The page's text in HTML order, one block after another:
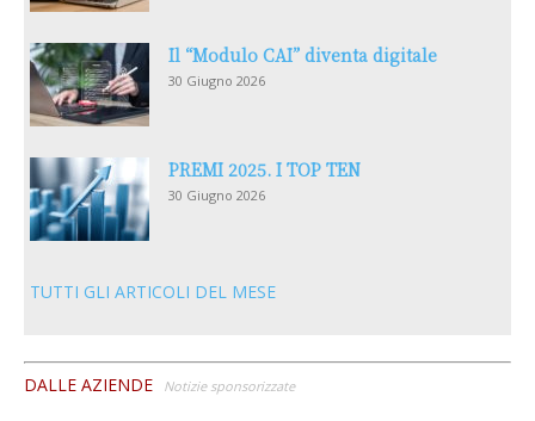
Il “Modulo CAI” diventa digitale
30 Giugno 2026
PREMI 2025. I TOP TEN
30 Giugno 2026
TUTTI GLI ARTICOLI DEL MESE
DALLE AZIENDE Notizie sponsorizzate